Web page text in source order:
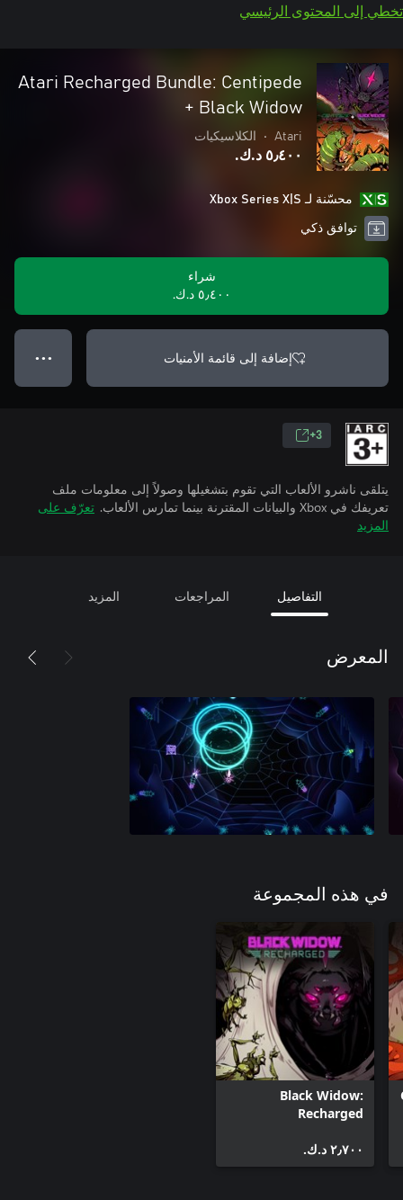
تخطي إلى المحتوى الرئيسي
Atari Recharged Bundle: Centipede
+ Black Widow
Atari
• الكلاسيكيات
٥٫٤٠٠ د.ك.‏
محسّنة لـ Xbox Series X|S
توافق ذكي
شراء
٥٫٤٠٠ د.ك.‏
إضافة إلى قائمة الأمنيات ● ● ●
3+
يتلقى ناشرو الألعاب التي تقوم بتشغيلها وصولاً إلى معلومات ملف
تعريفك في Xbox والبيانات المقترنة بينما تمارس الألعاب.
تعرّف على
المزيد
التفاصيل المراجعات المزيد
المعرض
في هذه المجموعة
Black Widow:
Recharged
٢٫٧٠٠ د.ك.‏